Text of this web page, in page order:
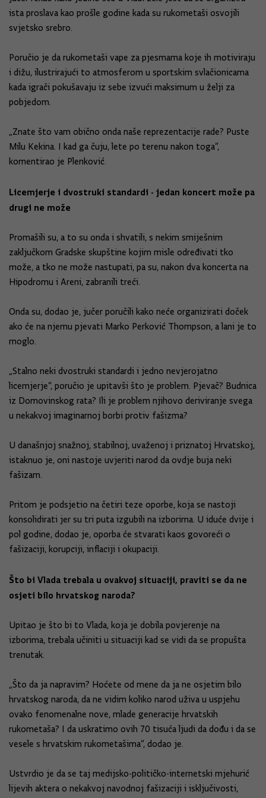
ista proslava kao prošle godine kada su rukometaši osvojili
svjetsko srebro.
Poručio je da rukometaši vape za pjesmama koje ih motiviraju
i dižu, ilustrirajući to atmosferom u sportskim svlačionicama
kada igrači pokušavaju iz sebe izvući maksimum u želji za
pobjedom.
„Znate što vam obično onda naše reprezentacije rade? Puste
Milu Kekina. I kad ga čuju, lete po terenu nakon toga“,
komentirao je Plenković.
Licemjerje i dvostruki standardi - jedan koncert može pa
drugi ne može
Promašili su, a to su onda i shvatili, s nekim smiješnim
zaključkom Gradske skupštine kojim misle određivati tko
može, a tko ne može nastupati, pa su, nakon dva koncerta na
Hipodromu i Areni, zabranili treći.
Onda su, dodao je, jučer poručili kako neće organizirati doček
ako će na njemu pjevati Marko Perković Thompson, a lani je to
moglo.
„Stalno neki dvostruki standardi i jedno nevjerojatno
licemjerje“, poručio je upitavši što je problem. Pjevač? Budnica
iz Domovinskog rata? Ili je problem njihovo deriviranje svega
u nekakvoj imaginarnoj borbi protiv fašizma?
U današnjoj snažnoj, stabilnoj, uvaženoj i priznatoj Hrvatskoj,
istaknuo je, oni nastoje uvjeriti narod da ovdje buja neki
fašizam.
Pritom je podsjetio na četiri teze oporbe, koja se nastoji
konsolidirati jer su tri puta izgubili na izborima. U iduće dvije i
pol godine, dodao je, oporba će stvarati kaos govoreći o
fašizaciji, korupciji, inflaciji i okupaciji.
Što bi Vlada trebala u ovakvoj situaciji, praviti se da ne
osjeti bilo hrvatskog naroda?
Upitao je što bi to Vlada, koja je dobila povjerenje na
izborima, trebala učiniti u situaciji kad se vidi da se propušta
trenutak.
„Što da ja napravim? Hoćete od mene da ja ne osjetim bilo
hrvatskog naroda, da ne vidim koliko narod uživa u uspjehu
ovako fenomenalne nove, mlade generacije hrvatskih
rukometaša? I da uskratimo ovih 70 tisuća ljudi da dođu i da se
vesele s hrvatskim rukometašima“, dodao je.
Ustvrdio je da se taj medijsko-političko-internetski mjehurić
lijevih aktera o nekakvoj navodnoj fašizaciji i isključivosti,